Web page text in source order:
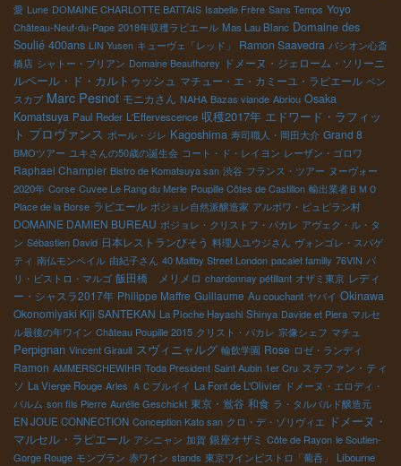
愛 Lune DOMAINE CHARLOTTE BATTAIS Isabelle Frère Sans Temps Yoyo
Château-Neuf-du-Pape 2018年収穫ラピエール Mas Lau Blanc Domaine des
Soulié 400ans LIN Yusen キューヴェ「レッド」 Ramon Saavedra パシオン心斎
橋店 シャトー・ブリアン Domaine Beauthorey ドメーヌ・ジェローム・ソリーニ
ルペール・ド・カルトゥッシュ マチュー・エ・カミーユ・ラピエール ベン
スカブ Marc Pesnot モニカさん NAHA Bazas viande Abriou Osaka
Komatsuya Paul Reder L'Effervescence 収穫2017年 エドワード・ラフィッ
ト プロヴァンス ポール・ジレ Kagoshima 寿司職人・岡田大介 Grand 8
BMOツアー ユキさんの50歳の誕生会 コート・ド・レイヨン レーザン・ゴロワ
Raphael Champier Bistro de Komatsuya san 渋谷 フランス・ツアー ヌーヴォー
2020年 Corse Cuvee Le Rang du Merle Poupille Côtes de Castillon 輸出業者ＢＭＯ
Place de la Borse ラピエール ボジョレ自然派醸造家 アルボワ・ピュピラン村
DOMAINE DAMIEN BUREAU ボジョレ・クリストフ・パカレ アヴェク・ル・タ
ン Sébastien David 日本レストランびそう 料理人ユウジさん ヴォンゴレ・スパゲ
ティ 南仏モンペイル 由紀子さん 40 Maltby Street London pacalet familly 76VIN パ
リ・ビストロ・マルゴ 飯田橋 メリメロ chardonnay pétillant オザミ東京 レディ
ー・シャスラ2017年 Philippe Maffre Guillaume Au couchant ヤバイ Okinawa
Okonomiyaki Kiji SANTEKAN La Pioche Hayashi Shinya Davide et Piera マルセ
ル最後の年ワイン Château Poupille 2015 クリスト・パカレ 宗像シェフ マチュ
Perpignan Vincent Girault スヴィニャルグ 輪飲学園 Rose ロゼ・ランディ
Ramon AMMERSCHEWIHR Toda President Saint Aubin 1er Cru ステファン・ティ
ソ La Vierge Rouge Arles ＡＣブルイイ La Font de L'Olivier ドメーヌ・エロディ・
バルム son fils Pierre Aurélie Geschickt 東京・鴬谷 和食 ラ・タルバルド醸造元
EN JOUE CONNECTION Conception Kato san クロ・デ・ゾリヴィエ
ドメーヌ・
マルセル・ラピエール アシニャン 加賀 銀座オザミ Côte de Rayon le Soutien-
Gorge Rouge モンブラン 赤ワイン stands 東京ワインビストロ「葡呑」
Libourne